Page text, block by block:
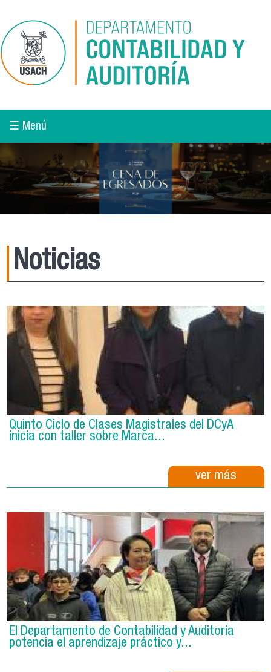
☰ Menú
Noticias
Quinto Ciclo de Clases Magistrales del DCyA
inicia con taller sobre Marca...
ver más
El Departamento de Contabilidad y Auditoría
potencia el aprendizaje práctico y...